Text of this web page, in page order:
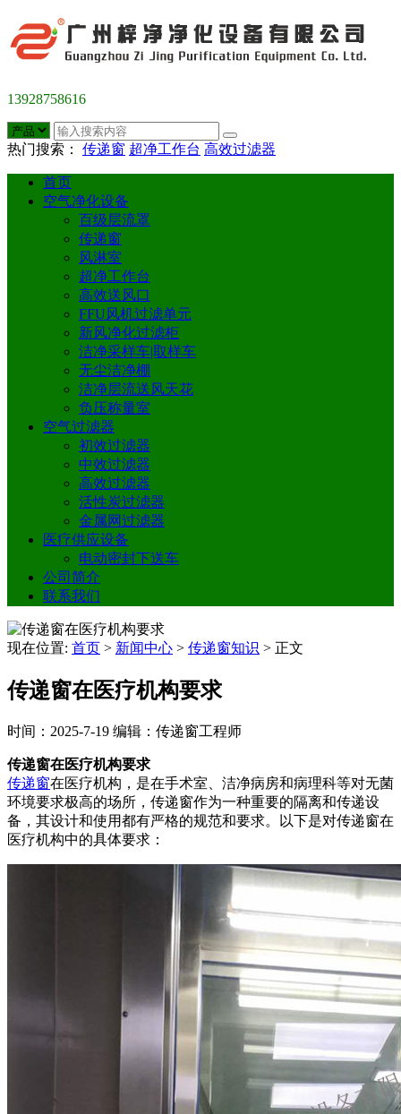
13928758616
热门搜索： 传递窗 超净工作台 高效过滤器
首页
空气净化设备
百级层流罩
传递窗
风淋室
超净工作台
高效送风口
FFU风机过滤单元
新风净化过滤柜
洁净采样车|取样车
无尘洁净棚
洁净层流送风天花
负压称量室
空气过滤器
初效过滤器
中效过滤器
高效过滤器
活性炭过滤器
金属网过滤器
医疗供应设备
电动密封下送车
公司简介
联系我们
现在位置: 首页 > 新闻中心 > 传递窗知识 > 正文
传递窗在医疗机构要求
时间：2025-7-19 编辑：传递窗工程师
传递窗在医疗机构要求
传递窗在医疗机构，是在手术室、洁净病房和病理科等对无菌
环境要求极高的场所，传递窗作为一种重要的隔离和传递设
备，其设计和使用都有严格的规范和要求。以下是对传递窗在
医疗机构中的具体要求：